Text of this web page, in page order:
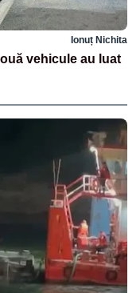
Ionuț Nichita
vehicule au luat